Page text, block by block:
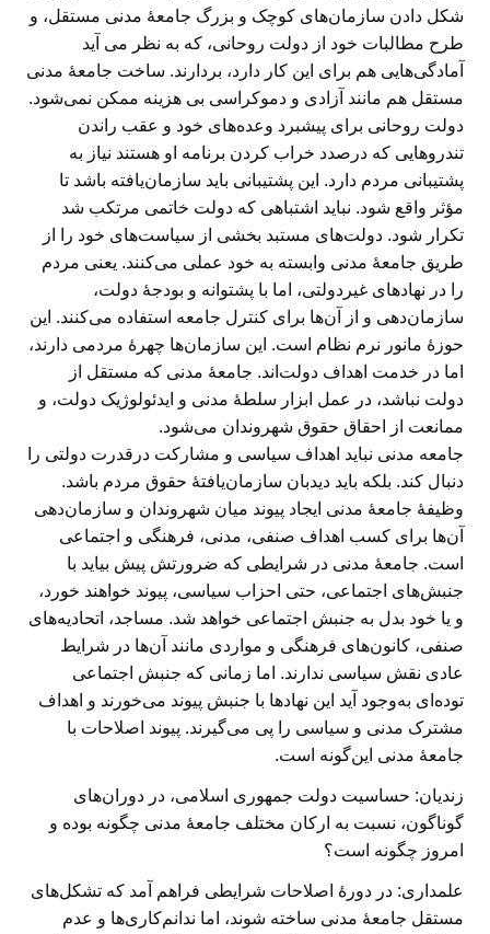
شکل دادن سازمان‌های کوچک و بزرگ جامعهٔ مدنی مستقل، و
طرح مطالبات خود از دولت روحانی، که به نظر می آید
آمادگی‌هایی هم برای این کار دارد، بردارند. ساخت جامعهٔ مدنی
مستقل هم مانند آزادی و دموکراسی بی هزینه ممکن نمی‌شود.
دولت روحانی برای پیشبرد وعده‌های خود و عقب راندن
تندروهایی که درصدد خراب کردن برنامه او هستند نیاز به
پشتیبانی مردم دارد. این پشتیبانی باید سازمان‌یافته باشد تا
مؤثر واقع شود. نباید اشتباهی که دولت خاتمی مرتکب شد
تکرار شود. دولت‌های مستبد بخشی از سیاست‌های خود را از
طریق جامعهٔ مدنی وابسته به خود عملی می‌کنند. یعنی مردم
را در نهادهای غیردولتی، اما با پشتوانه و بودجهٔ دولت،
سازمان‌دهی و از آن‌ها برای کنترل جامعه استفاده می‌کنند. این
حوزهٔ مانور نرم نظام است. این سازمان‌ها چهرهٔ مردمی دارند،
اما در خدمت اهداف دولت‌اند. جامعهٔ مدنی که مستقل از
دولت نباشد، در عمل ابزار سلطهٔ مدنی و ایدئولوژیک دولت، و
ممانعت از احقاق حقوق شهروندان می‌شود.
جامعه مدنی نباید اهداف سیاسی و مشارکت درقدرت دولتی را
دنبال کند. بلکه باید دیدبان سازمان‌یافتهٔ حقوق مردم باشد.
وظیفهٔ جامعهٔ مدنی ایجاد پیوند میان شهروندان و سازمان‌دهی
آن‌ها برای کسب اهداف صنفی، مدنی، فرهنگی و اجتماعی
است. جامعهٔ مدنی در شرایطی که ضرورتش پیش بیاید با
جنبش‌های اجتماعی، حتی احزاب سیاسی، پیوند خواهند خورد،
و یا خود بدل به جنبش اجتماعی خواهد شد. مساجد، اتحادیه‌های
صنفی، کانون‌های فرهنگی و مواردی مانند آن‌ها در شرایط
عادی نقش سیاسی ندارند. اما زمانی که جنبش اجتماعی
توده‌ای به‌وجود آید این نهادها با جنبش پیوند می‌خورند و اهداف
مشترک مدنی و سیاسی را پی می‌گیرند. پیوند اصلاحات با
جامعهٔ مدنی این‌گونه است.
زندیان: حساسیت دولت جمهوری اسلامی، در دوران‌های
گوناگون، نسبت به ارکان مختلف جامعهٔ مدنی چگونه بوده و
امروز چگونه است؟
علمداری: در دورهٔ اصلاحات شرایطی فراهم آمد که تشکل‌های
مستقل جامعهٔ مدنی ساخته شوند، اما ندانم‌کاری‌ها و عدم